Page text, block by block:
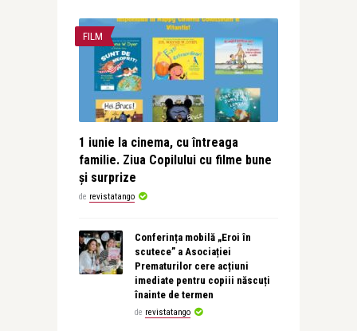
FILM
1 iunie la cinema, cu întreaga
familie. Ziua Copilului cu filme bune
și surprize
de revistatango
Conferința mobilă „Eroi în
scutece” a Asociației
Prematurilor cere acțiuni
imediate pentru copiii născuți
înainte de termen
de revistatango